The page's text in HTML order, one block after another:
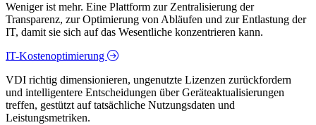
Weniger ist mehr. Eine Plattform zur Zentralisierung der
Transparenz, zur Optimierung von Abläufen und zur Entlastung der
IT, damit sie sich auf das Wesentliche konzentrieren kann.
IT-Kostenoptimierung
VDI richtig dimensionieren, ungenutzte Lizenzen zurückfordern
und intelligentere Entscheidungen über Geräteaktualisierungen
treffen, gestützt auf tatsächliche Nutzungsdaten und
Leistungsmetriken.